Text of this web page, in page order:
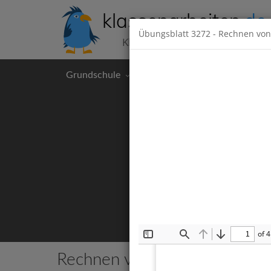
klassenarbeiten.de
Klassenarbeiten kostenlos
Grundschule
Rechnen von 1 bis 20
Übungsblatt 3272 - Rechnen
Find Previous
Next
of 4